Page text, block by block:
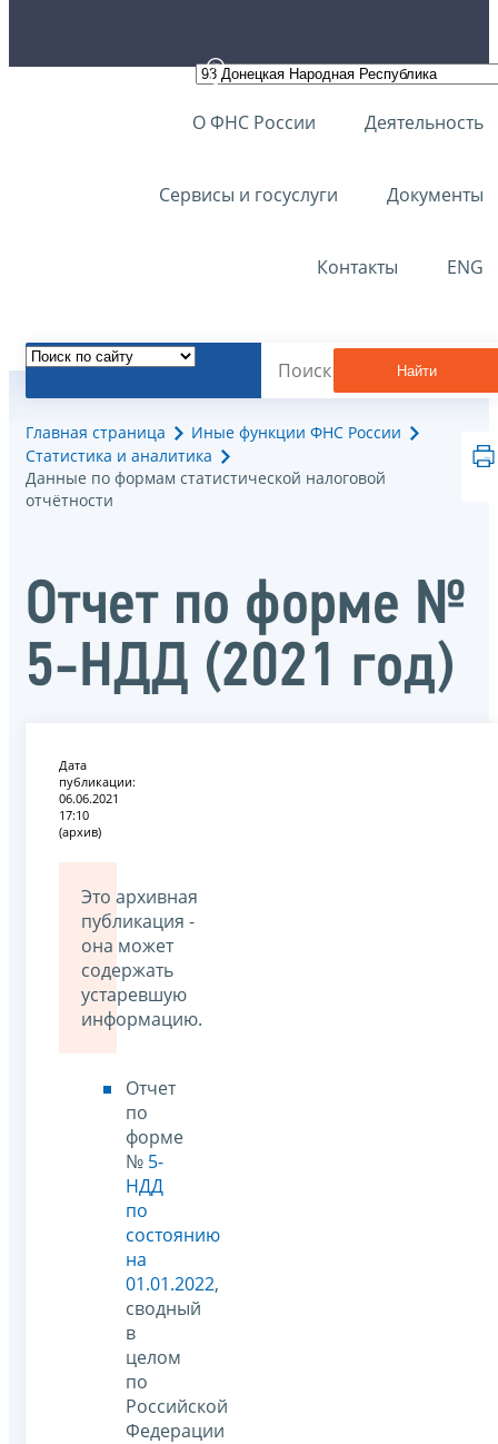
О ФНС России Деятельность
Сервисы и госуслуги Документы
Контакты ENG
Найти
Главная страница
Иные функции ФНС России
Статистика и аналитика
Данные по формам статистической налоговой
отчётности
Отчет по форме №
5-НДД (2021 год)
Дата
публикации:
06.06.2021
17:10
(архив)
Это архивная
публикация -
она может
содержать
устаревшую
информацию.
Отчет
по
форме
№ 5-
НДД
по
состоянию
на
01.01.2022,
сводный
в
целом
по
Российской
Федерации